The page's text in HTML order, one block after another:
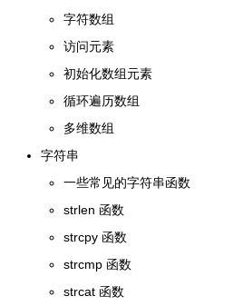
字符数组
访问元素
初始化数组元素
循环遍历数组
多维数组
字符串
一些常见的字符串函数
strlen 函数
strcpy 函数
strcmp 函数
strcat 函数